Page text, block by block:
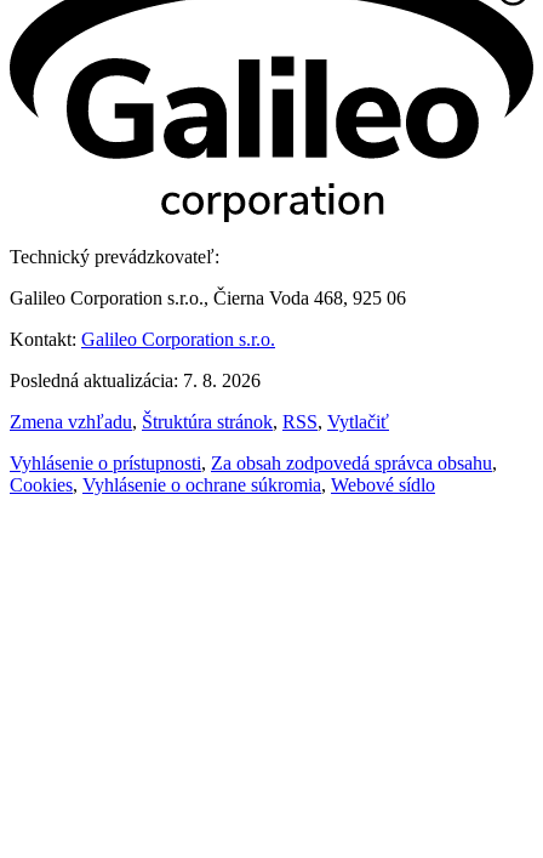
Technický prevádzkovateľ:
Galileo Corporation s.r.o., Čierna Voda 468, 925 06
Kontakt: Galileo Corporation s.r.o.
Posledná aktualizácia: 7. 8. 2026
Zmena vzhľadu, Štruktúra stránok, RSS, Vytlačiť
Vyhlásenie o prístupnosti, Za obsah zodpovedá správca obsahu,
Cookies, Vyhlásenie o ochrane súkromia, Webové sídlo